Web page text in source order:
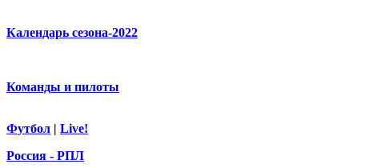
Календарь сезона-2022
Команды и пилоты
Футбол | Live!
Россия - РПЛ